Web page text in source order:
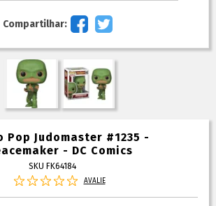
Compartilhar:
Pop Judomaster #1235 -
- DC Comics
SKU FK64184
AVALIE